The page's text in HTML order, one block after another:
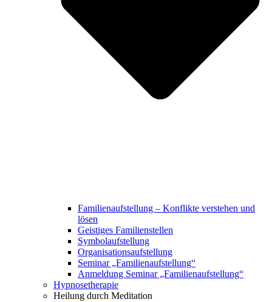
Familienaufstellung – Konflikte verstehen und
lösen
Geistiges Familienstellen
Symbolaufstellung
Organisationsaufstellung
Seminar „Familienaufstellung“
Anmeldung Seminar „Familienaufstellung“
Hypnosetherapie
Heilung durch Meditation